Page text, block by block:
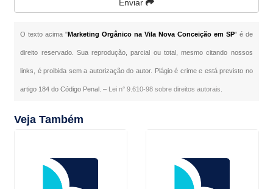
Enviar
O texto acima "Marketing Orgânico na Vila Nova Conceição em SP" é de
direito reservado. Sua reprodução, parcial ou total, mesmo citando nossos
links, é proibida sem a autorização do autor. Plágio é crime e está previsto no
artigo 184 do Código Penal. – Lei n° 9.610-98 sobre direitos autorais
Veja Também